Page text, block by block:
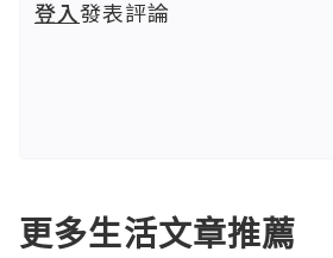
登入發表評論
更多生活文章推薦